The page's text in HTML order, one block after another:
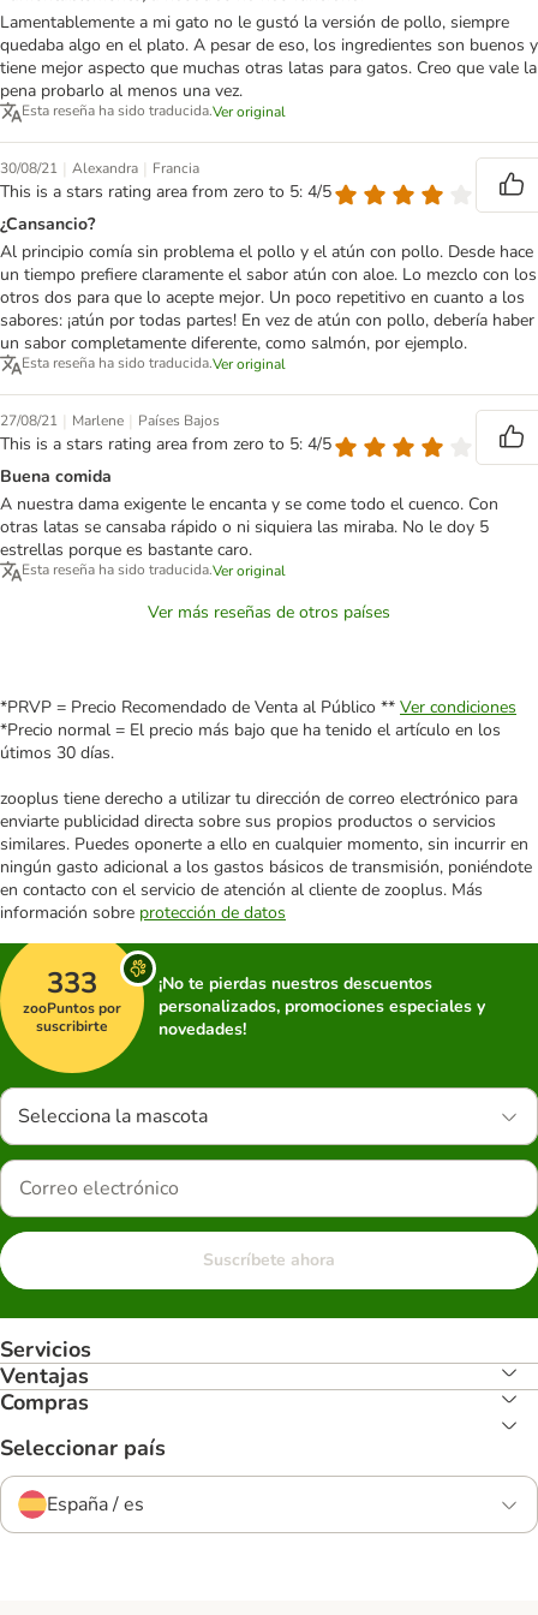
Lamentablemente a mi gato no le gustó la versión de pollo, siempre
quedaba algo en el plato. A pesar de eso, los ingredientes son buenos y
tiene mejor aspecto que muchas otras latas para gatos. Creo que vale la
pena probarlo al menos una vez.
Esta reseña ha sido traducida.Ver original
30/08/21 | Alexandra | Francia
This is a stars rating area from zero to 5: 4/5
¿Cansancio?
Al principio comía sin problema el pollo y el atún con pollo. Desde hace
un tiempo prefiere claramente el sabor atún con aloe. Lo mezclo con los
otros dos para que lo acepte mejor. Un poco repetitivo en cuanto a los
sabores: ¡atún por todas partes! En vez de atún con pollo, debería haber
un sabor completamente diferente, como salmón, por ejemplo.
Esta reseña ha sido traducida.Ver original
27/08/21 | Marlene | Países Bajos
This is a stars rating area from zero to 5: 4/5
Buena comida
A nuestra dama exigente le encanta y se come todo el cuenco. Con
otras latas se cansaba rápido o ni siquiera las miraba. No le doy 5
estrellas porque es bastante caro.
Esta reseña ha sido traducida.Ver original
Ver más reseñas de otros países
*PRVP = Precio Recomendado de Venta al Público ** Ver condiciones
*Precio normal = El precio más bajo que ha tenido el artículo en los
útimos 30 días.
zooplus tiene derecho a utilizar tu dirección de correo electrónico para
enviarte publicidad directa sobre sus propios productos o servicios
similares. Puedes oponerte a ello en cualquier momento, sin incurrir en
ningún gasto adicional a los gastos básicos de transmisión, poniéndote
en contacto con el servicio de atención al cliente de zooplus. Más
información sobre protección de datos
333
zooPuntos por
suscribirte
¡No te pierdas nuestros descuentos
personalizados, promociones especiales y
novedades!
Selecciona la mascota
Suscríbete ahora
Servicios
Ventajas
Compras
Seleccionar país
España / es